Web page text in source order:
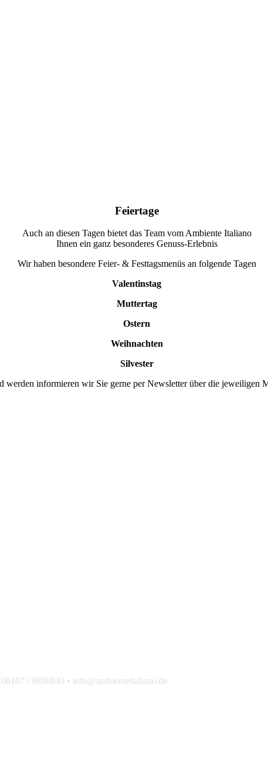
Feiertage
Auch an diesen Tagen bietet das Team vom Ambiente Italiano
Ihnen ein ganz besonderes Genuss-Erlebnis
Wir haben besondere Feier- & Festtagsmenüs an folgende Tagen
Valentinstag
Muttertag
Ostern
Weihnachten
Silvester
werden informieren wir Sie gerne per Newsletter über die jeweiligen
/ 9896840 • info@ambienteitaliano.de